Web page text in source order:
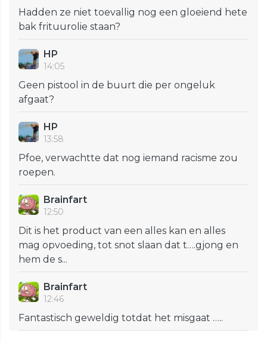
Hadden ze niet toevallig nog een gloeiend hete
bak frituurolie staan?
HP
14:05
Geen pistool in de buurt die per ongeluk
afgaat?
HP
13:58
Pfoe, verwachtte dat nog iemand racisme zou
roepen.
Brainfart
12:50
Dit is het product van een alles kan en alles
mag opvoeding, tot snot slaan dat t….gjong en
hem de s...
Brainfart
12:46
Fantastisch geweldig totdat het misgaat …..